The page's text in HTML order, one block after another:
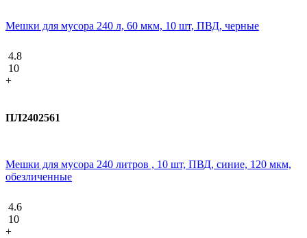
Мешки для мусора 240 л, 60 мкм, 10 шт, ПВД, черные
4.8
10
+
ПЛ2402561
Мешки для мусора 240 литров , 10 шт, ПВД, синие, 120 мкм,
обезличенные
4.6
10
+